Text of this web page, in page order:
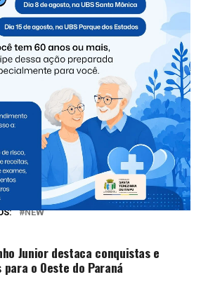
Messenger
Telegram
Compartilhe isso
NEW
Junior destaca conquistas e
o Oeste do Paraná